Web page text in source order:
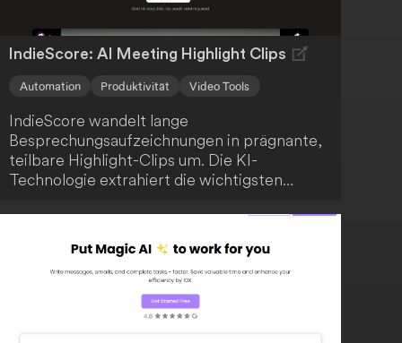
IndieScore: AI Meeting Highlight Clips
Automation Produktivität Video Tools
IndieScore wandelt lange
Besprechungsaufzeichnungen in prägnante,
teilbare Highlight-Clips um. Die KI-
Technologie extrahiert die wichtigsten
Team oder deine Kunden nur mit den
relevantesten Informationen versorgt
werden. Profitiere von einer effizienten und
ansprechenden Kommunikation.